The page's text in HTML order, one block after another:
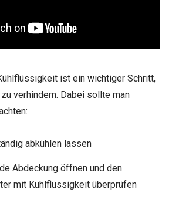
ist ein wichtiger Schritt,
verhindern. Dabei sollte man
abkühlen lassen
Abdeckung öffnen und den
mit Kühlflüssigkeit überprüfen